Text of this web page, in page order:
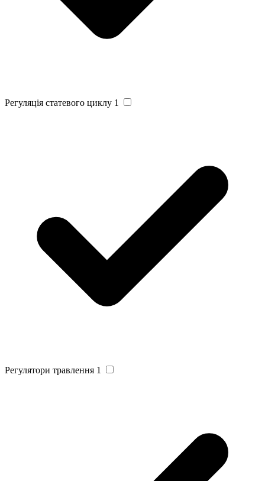
Регуляція статевого циклу 1
Регулятори травлення 1